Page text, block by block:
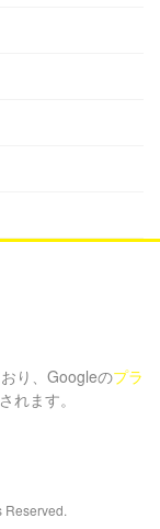
り、Googleのプラ
れます。
Reserved.